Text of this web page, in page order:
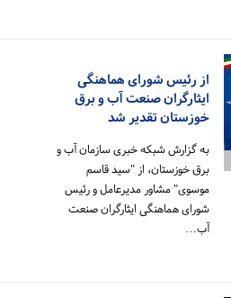
از رئیس شورای هماهنگی
ایثارگران صنعت آب و برق
خوزستان تقدیر شد
به گزارش شبکه خبری سازمان آب و
برق خوزستان، از "سید قاسم
موسوی" مشاور مدیرعامل و رئیس
شورای هماهنگی ایثارگران صنعت
آب…